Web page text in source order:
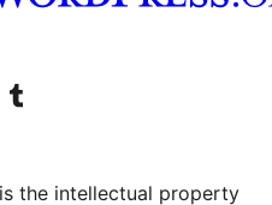
जानुहोस्
हाम्रो टम्बलर खाता भ्रमण गर्नुहोस्
the intellectual property